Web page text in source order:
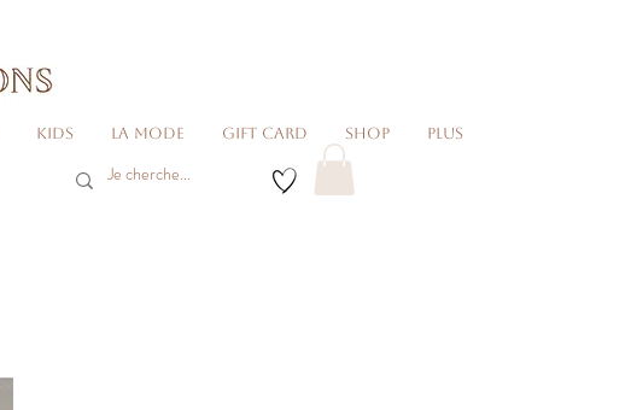
Kids La Mode Gift card Shop Plus